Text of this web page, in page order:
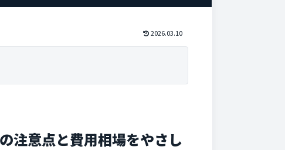
2026.03.10
注意点と費用相場をやさし